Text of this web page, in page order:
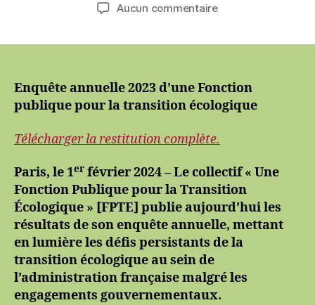
l’article
Aucun commentairesur
l’administration
française
résultats
malgré
les
annonces
gouvernementales
Enquête annuelle 2023 d’une Fonction
publique pour la transition écologique
Télécharger la restitution complète.
Paris, le 1er février 2024 – Le collectif « Une
Fonction Publique pour la Transition
Écologique » [FPTE] publie aujourd’hui les
résultats de son enquête annuelle, mettant
en lumière les défis persistants de la
transition écologique au sein de
l’administration française malgré les
engagements gouvernementaux.